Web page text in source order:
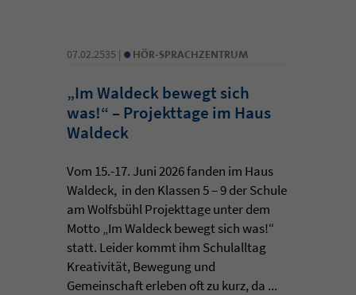
07.02.2535 | • HÖR-SPRACHZENTRUM
„Im Waldeck bewegt sich
was!“ – Projekttage im Haus
Waldeck
Vom 15.-17. Juni 2026 fanden im Haus
Waldeck, in den Klassen 5 – 9 der Schule
am Wolfsbühl Projekttage unter dem
Motto „Im Waldeck bewegt sich was!“
statt. Leider kommt ihm Schulalltag
Kreativität, Bewegung und
Gemeinschaft erleben oft zu kurz, da ...